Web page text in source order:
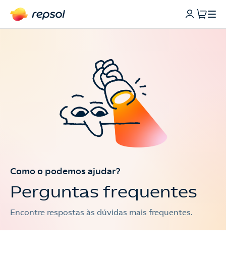
Como o podemos ajudar?
Perguntas frequentes
Encontre respostas às dúvidas mais frequentes.